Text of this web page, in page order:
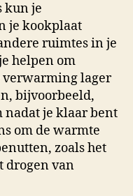
kun je
je kookplaat
ruimtes in je
helpen om
verwarming lager
bijvoorbeeld,
nadat je klaar bent
om de warmte
zoals het
drogen van